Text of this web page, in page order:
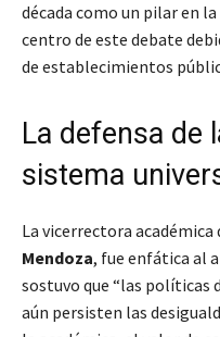
década como un pilar en
centro de este debate
de establecimientos
La defensa de
sistema
La vicerrectora académica
Mendoza, fue enfática al
sostuvo que “las políticas
aún persisten las